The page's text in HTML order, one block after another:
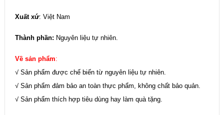
Xuất xứ: Việt Nam
Thành phần: Nguyên liệu tự nhiên.
Về sản phẩm:
√ Sản phẩm được chế biến từ nguyên liệu tự nhiên.
√ Sản phẩm đảm bảo an toàn thực phẩm, không chất bảo quản.
√ Sản phẩm thích hợp tiêu dùng hay làm quà tặng.